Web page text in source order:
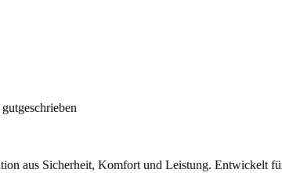
aus Sicherheit, Komfort und Leistung. Entwickelt